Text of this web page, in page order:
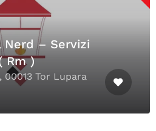
Nerd – Servizi
Rm )
00013 Tor Lupara